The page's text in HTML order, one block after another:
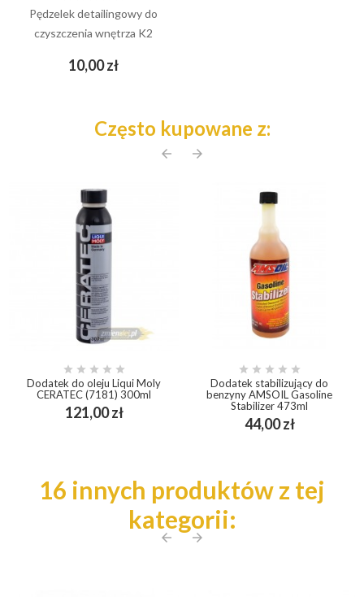
Pędzelek detailingowy do
czyszczenia wnętrza K2
10,00 złCena
Często kupowane z:
arrow_back arrow_forward
    
Dodatek do oleju Liqui Moly
CERATEC (7181) 300ml
121,00 złCena
    
Dodatek stabilizujący do
benzyny AMSOIL Gasoline
Stabilizer 473ml
44,00 złCena
16 innych produktów z tej
kategorii:
arrow_back arrow_forward